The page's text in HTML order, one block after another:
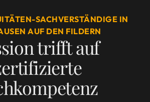
SACHVERSTÄNDIGE IN
AUF DEN FILDERN
trifft auf